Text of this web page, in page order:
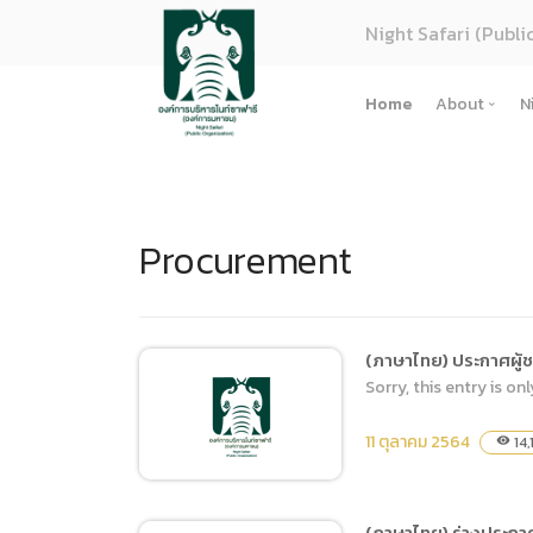
Night Safari
Home About
(ภาษาไ
การจัดซื้
Procurement
(ภาษาไทย) ประกาศผู้
Sorry, this entry is
11 ตุลาคม 2564 visibility